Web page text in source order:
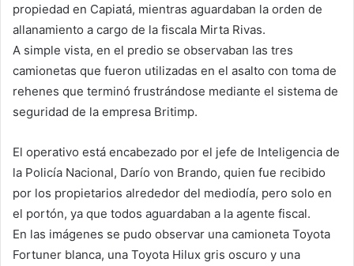
propiedad en Capiatá, mientras aguardaban la orden de
allanamiento a cargo de la fiscala Mirta Rivas.
A simple vista, en el predio se observaban las tres
camionetas que fueron utilizadas en el asalto con toma de
rehenes que terminó frustrándose mediante el sistema de
seguridad de la empresa Britimp.
El operativo está encabezado por el jefe de Inteligencia de
la Policía Nacional, Darío von Brando, quien fue recibido
por los propietarios alrededor del mediodía, pero solo en
el portón, ya que todos aguardaban a la agente fiscal.
En las imágenes se pudo observar una camioneta Toyota
Fortuner blanca, una Toyota Hilux gris oscuro y una